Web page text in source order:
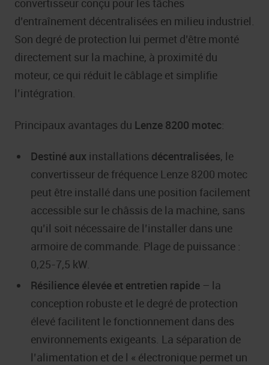
convertisseur conçu pour les tâches
d’entraînement décentralisées en milieu industriel.
Son degré de protection lui permet d’être monté
directement sur la machine, à proximité du
moteur, ce qui réduit le câblage et simplifie
l’intégration.
Principaux avantages du Lenze 8200 motec:
Destiné aux installations décentralisées, le
convertisseur de fréquence Lenze 8200 motec
peut être installé dans une position facilement
accessible sur le châssis de la machine, sans
qu’il soit nécessaire de l’installer dans une
armoire de commande. Plage de puissance :
0,25-7,5 kW.
Résilience élevée et entretien rapide – la
conception robuste et le degré de protection
élevé facilitent le fonctionnement dans des
environnements exigeants. La séparation de
l’alimentation et de l « électronique permet un